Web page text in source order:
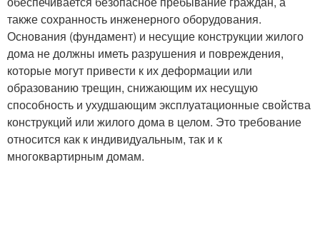
также сохранность инженерного оборудования.
Основания (фундамент) и несущие конструкции жилого
дома не должны иметь разрушения и повреждения,
которые могут привести к их деформации или
образованию трещин, снижающим их несущую
способность и ухудшающим эксплуатационные свойства
конструкций или жилого дома в целом. Это требование
относится как к индивидуальным, так и к
многоквартирным домам.